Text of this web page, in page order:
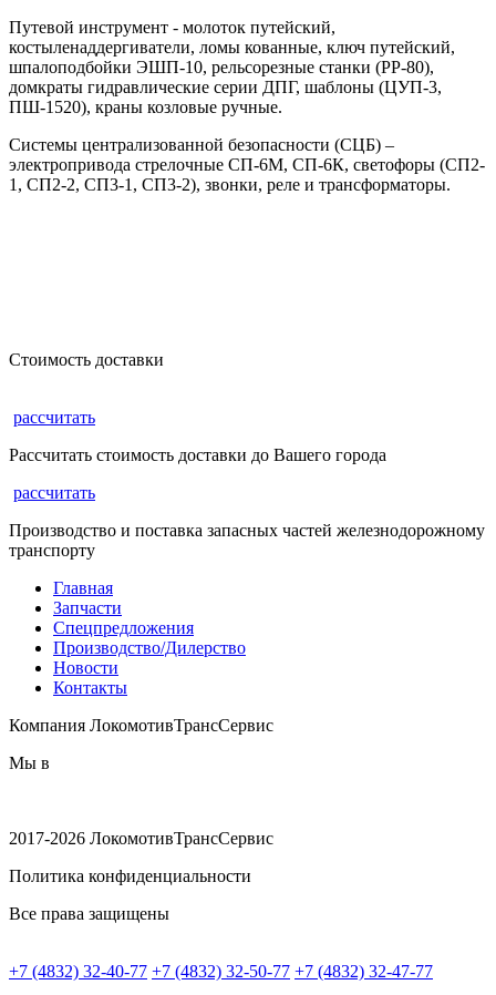
Путевой инструмент - молоток путейский,
костыленаддергиватели, ломы кованные, ключ путейский,
шпалоподбойки ЭШП-10, рельсорезные станки (РР-80),
домкраты гидравлические серии ДПГ, шаблоны (ЦУП-3,
ПШ-1520), краны козловые ручные.
Системы централизованной безопасности (СЦБ) –
электропривода стрелочные СП-6М, СП-6К, светофоры (СП2-
1, СП2-2, СП3-1, СП3-2), звонки, реле и трансформаторы.
Стоимость доставки
рассчитать
Рассчитать стоимость доставки до Вашего города
рассчитать
Производство и поставка запасных частей железнодорожному
транспорту
Главная
Запчасти
Спецпредложения
Производство/Дилерство
Новости
Контакты
Компания ЛокомотивТрансСервис
Мы в
2017-2026 ЛокомотивТрансСервис
Политика конфиденциальности
Все права защищены
+7 (4832) 32-40-77 +7 (4832) 32-50-77 +7 (4832) 32-47-77